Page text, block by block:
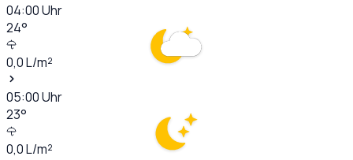
04:00Uhr
24°
0,0L/m²
05:00Uhr
23°
0,0L/m²